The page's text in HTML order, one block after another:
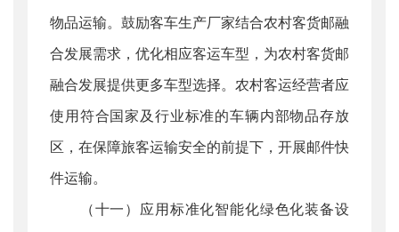
物品运输。鼓励客车生产厂家结合农村客货邮融
合发展需求，优化相应客运车型，为农村客货邮
融合发展提供更多车型选择。农村客运经营者应
使用符合国家及行业标准的车辆内部物品存放
区，在保障旅客运输安全的前提下，开展邮件快
件运输。
（十一）应用标准化智能化绿色化装备设